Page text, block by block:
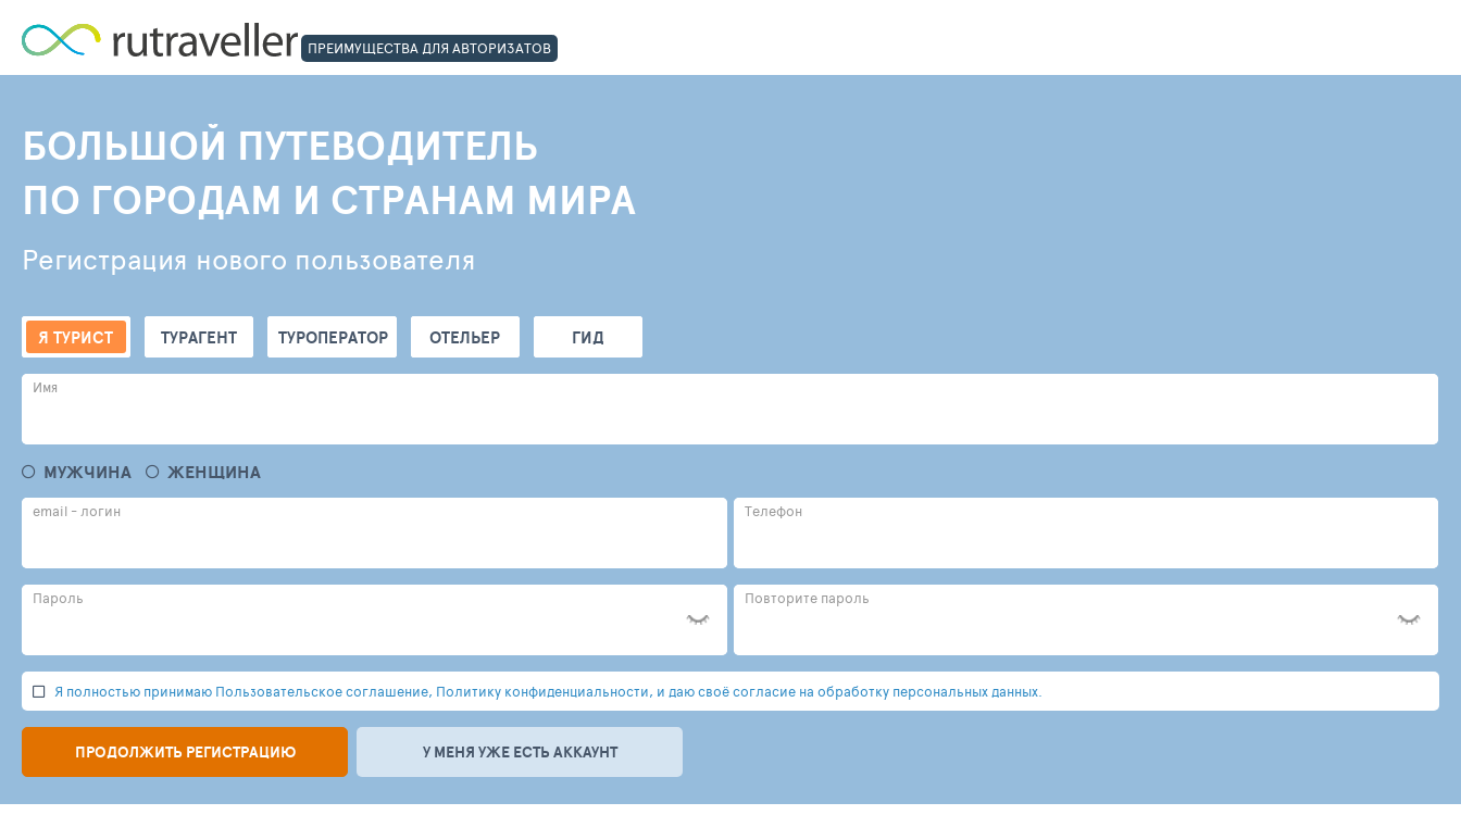
ПРЕИМУЩЕСТВА ДЛЯ АВТОРИЗАТОВ
БОЛЬШОЙ ПУТЕВОДИТЕЛЬ
ПО ГОРОДАМ И СТРАНАМ МИРА
Регистрация нового пользователя
Я ТУРИСТ ТУРАГЕНТ ТУРОПЕРАТОР ОТЕЛЬЕР ГИД
Имя
МУЖЧИНА ЖЕНЩИНА
email - логин Телефон
Пароль Повторите пароль
Я полностью принимаю Пользовательское соглашение, Политику конфиденциальности, и даю своё согласие на обработку персональных данных.
ПРОДОЛЖИТЬ РЕГИСТРАЦИЮ У МЕНЯ УЖЕ ЕСТЬ АККАУНТ